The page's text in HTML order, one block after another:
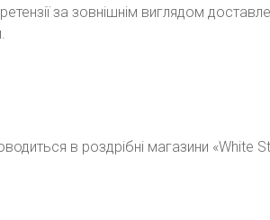
за зовнішнім виглядом
в роздрібні магазини «White